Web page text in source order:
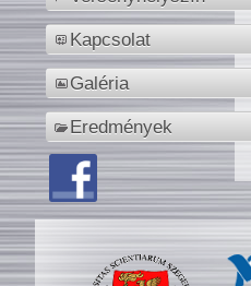
Kapcsolat
Galéria
Eredmények